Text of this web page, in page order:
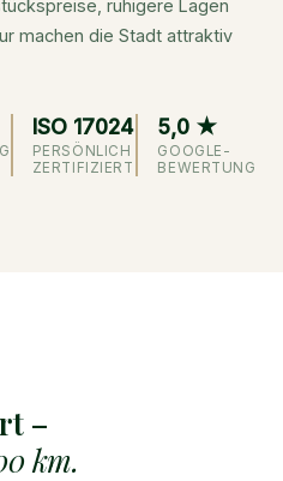
ruhigere Lagen
machen die Stadt attraktiv
ISO 17024
PERSÖNLICH
ZERTIFIZIERT
5,0 ★
GOOGLE-
BEWERTUNG
–
km.